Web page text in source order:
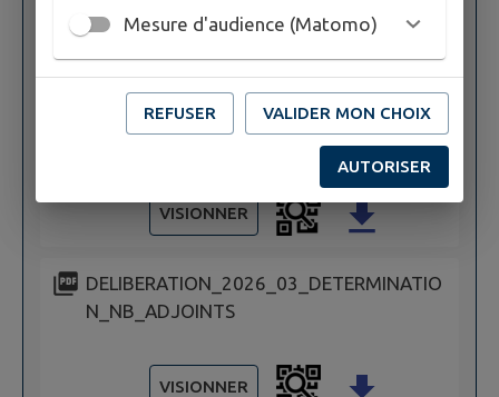
Municipal du 20 mars 2026
LISTE DELIBERATIONS du 20 mars
2026_affichage
VISIONNER
DELIBERATION_2026_03_DETERMINATIO
N_NB_ADJOINTS
VISIONNER
Mesure d'audience (Matomo)
REFUSER VALIDER MON CHOIX
AUTORISER